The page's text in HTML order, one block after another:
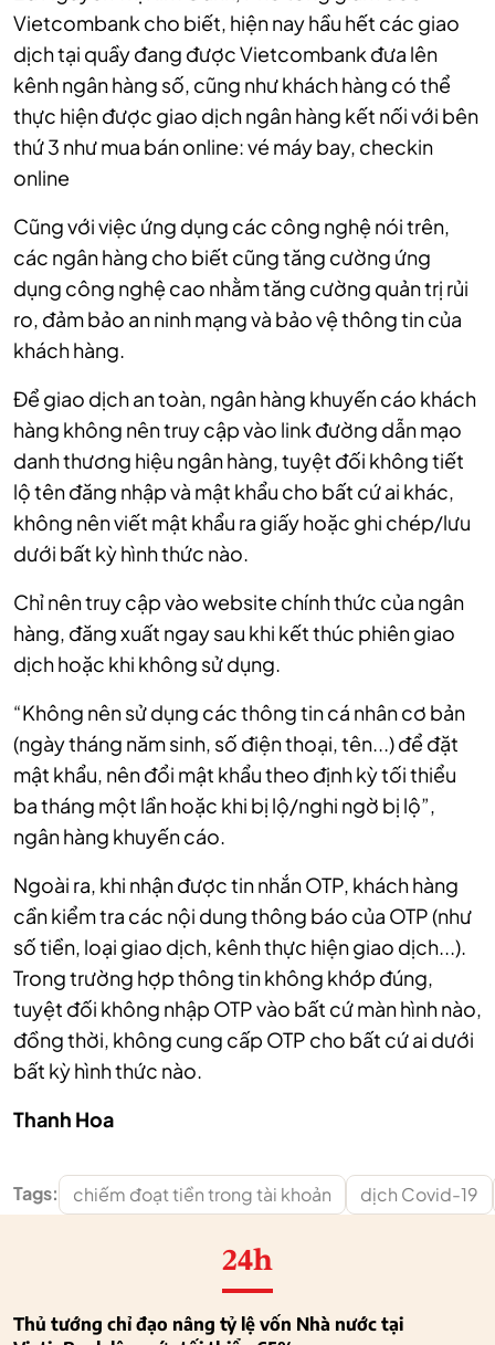
Vietcombank cho biết, hiện nay hầu hết các giao
dịch tại quầy đang được Vietcombank đưa lên
kênh ngân hàng số, cũng như khách hàng có thể
thực hiện được giao dịch ngân hàng kết nối với bên
thứ 3 như mua bán online: vé máy bay, checkin
online
Cũng với việc ứng dụng các công nghệ nói trên,
các ngân hàng cho biết cũng tăng cường ứng
dụng công nghệ cao nhằm tăng cường quản trị rủi
ro, đảm bảo an ninh mạng và bảo vệ thông tin của
khách hàng.
Để giao dịch an toàn, ngân hàng khuyến cáo khách
hàng không nên truy cập vào link đường dẫn mạo
danh thương hiệu ngân hàng, tuyệt đối không tiết
lộ tên đăng nhập và mật khẩu cho bất cứ ai khác,
không nên viết mật khẩu ra giấy hoặc ghi chép/lưu
dưới bất kỳ hình thức nào.
Chỉ nên truy cập vào website chính thức của ngân
hàng, đăng xuất ngay sau khi kết thúc phiên giao
dịch hoặc khi không sử dụng.
“Không nên sử dụng các thông tin cá nhân cơ bản
(ngày tháng năm sinh, số điện thoại, tên...) để đặt
mật khẩu, nên đổi mật khẩu theo định kỳ tối thiểu
ba tháng một lần hoặc khi bị lộ/nghi ngờ bị lộ”,
ngân hàng khuyến cáo.
Ngoài ra, khi nhận được tin nhắn OTP, khách hàng
cần kiểm tra các nội dung thông báo của OTP (như
số tiền, loại giao dịch, kênh thực hiện giao dịch...).
Trong trường hợp thông tin không khớp đúng,
tuyệt đối không nhập OTP vào bất cứ màn hình nào,
đồng thời, không cung cấp OTP cho bất cứ ai dưới
bất kỳ hình thức nào.
Thanh Hoa
Tags: chiếm đoạt tiền trong tài khoản dịch Covid-19
24h
Thủ tướng chỉ đạo nâng tỷ lệ vốn Nhà nước tại